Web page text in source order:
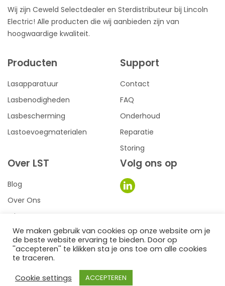
Wij zijn Ceweld Selectdealer en Sterdistributeur bij Lincoln
Electric! Alle producten die wij aanbieden zijn van
hoogwaardige kwaliteit.
Producten
Lasapparatuur
Lasbenodigheden
Lasbescherming
Lastoevoegmaterialen
Support
Contact
FAQ
Onderhoud
Reparatie
Storing
Over LST
Blog
Over Ons
Privacy
Voorwaarden
Volg ons op
©2026LST Lastechniek
We maken gebruik van cookies op onze website om je
de beste website ervaring te bieden. Door op
''accepteren'' te klikken sta je ons toe om alle cookies
te traceren.
Cookie settings
ACCEPTEREN